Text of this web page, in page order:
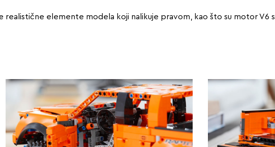
elemente modela koji nalikuje pravom, kao što su motor V6